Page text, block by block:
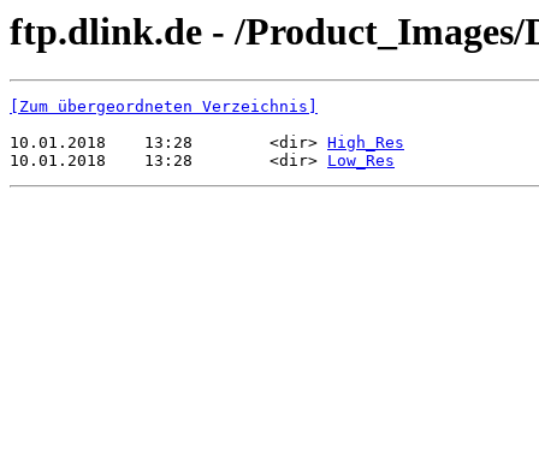
ftp.dlink.de - /Product_Images/
[Zum übergeordneten Verzeichnis]
10.01.2018    13:28        <dir> High_Res
10.01.2018    13:28        <dir> Low_Res